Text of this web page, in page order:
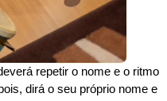
repetir o nome e o ritmo
dirá o seu próprio nome e